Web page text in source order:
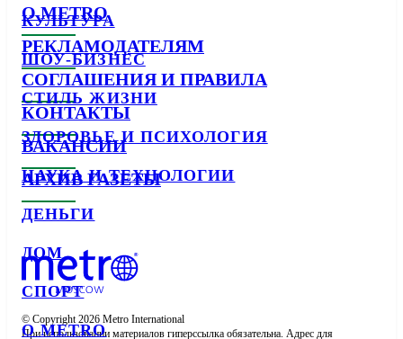
КУЛЬТУРА
ШОУ-БИЗНЕС
СТИЛЬ ЖИЗНИ
ЗДОРОВЬЕ И ПСИХОЛОГИЯ
НАУКА И ТЕХНОЛОГИИ
ДЕНЬГИ
ДОМ
СПОРТ
О METRO
О METRO
РЕКЛАМОДАТЕЛЯМ
СОГЛАШЕНИЯ И ПРАВИЛА
КОНТАКТЫ
ВАКАНСИИ
АРХИВ ГАЗЕТЫ
© Copyright 2026 Metro International
При использовании материалов гиперссылка обязательна. Адрес для